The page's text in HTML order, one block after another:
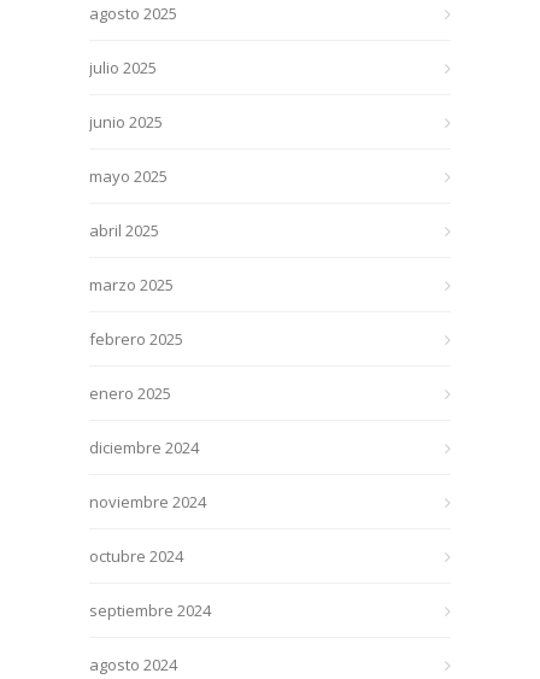
agosto 2025
julio 2025
junio 2025
mayo 2025
abril 2025
marzo 2025
febrero 2025
enero 2025
diciembre 2024
noviembre 2024
octubre 2024
septiembre 2024
agosto 2024